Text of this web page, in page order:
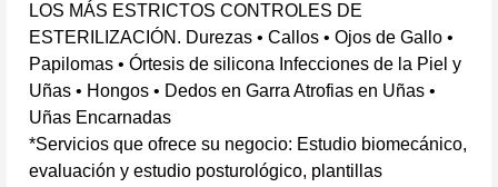
LOS MÁS ESTRICTOS CONTROLES DE
ESTERILIZACIÓN. Durezas • Callos • Ojos de Gallo •
Papilomas • Órtesis de silicona Infecciones de la Piel y
Uñas • Hongos • Dedos en Garra Atrofias en Uñas •
Uñas Encarnadas
*Servicios que ofrece su negocio: Estudio biomecánico,
evaluación y estudio posturológico, plantillas